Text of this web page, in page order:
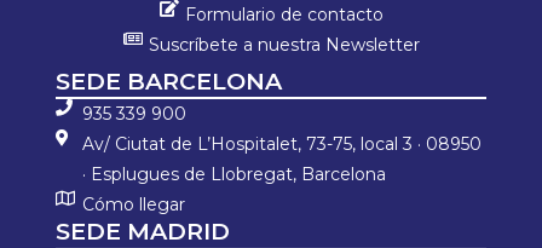
Formulario de contacto
Suscríbete a nuestra Newsletter
SEDE BARCELONA
935 339 900
Av/ Ciutat de L’Hospitalet, 73-75, local 3 · 08950
· Esplugues de Llobregat, Barcelona
Cómo llegar
SEDE MADRID